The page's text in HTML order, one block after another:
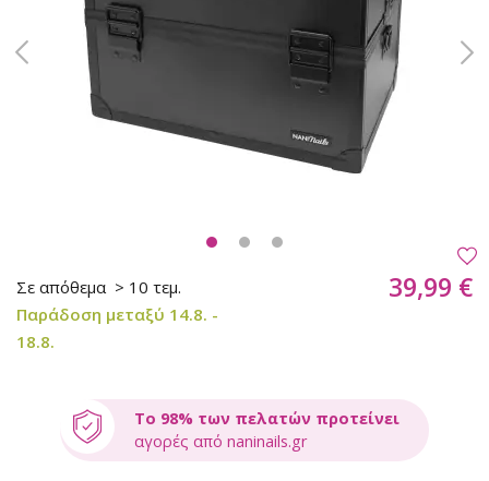
Σε απόθεμα > 10 τεμ.
Παράδοση μεταξύ 14.8. -
18.8.
39,99 €
Το 98% των πελατών προτείνει
αγορές από naninails.gr